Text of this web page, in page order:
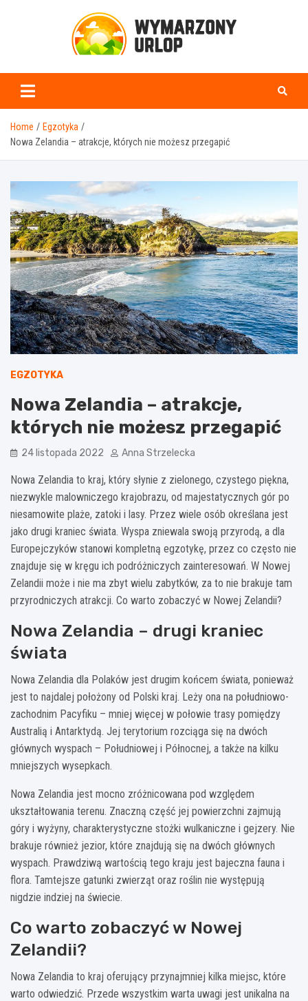
Home
Egzotyka
Nowa Zelandia – atrakcje, których nie możesz przegapić
EGZOTYKA
Nowa Zelandia – atrakcje,
których nie możesz przegapić
24 listopada 2022 Anna Strzelecka
Nowa Zelandia to kraj, który słynie z zielonego, czystego piękna,
niezwykle malowniczego krajobrazu, od majestatycznych gór po
niesamowite plaże, zatoki i lasy. Przez wiele osób określana jest
jako drugi kraniec świata. Wyspa zniewala swoją przyrodą, a dla
Europejczyków stanowi kompletną egzotykę, przez co często nie
znajduje się w kręgu ich podróżniczych zainteresowań. W Nowej
Zelandii może i nie ma zbyt wielu zabytków, za to nie brakuje tam
przyrodniczych atrakcji. Co warto zobaczyć w Nowej Zelandii?
Nowa Zelandia – drugi kraniec
świata
Nowa Zelandia dla Polaków jest drugim końcem świata, ponieważ
jest to najdalej położony od Polski kraj. Leży ona na południowo-
zachodnim Pacyfiku – mniej więcej w połowie trasy pomiędzy
Australią i Antarktydą. Jej terytorium rozciąga się na dwóch
głównych wyspach – Południowej i Północnej, a także na kilku
mniejszych wysepkach.
Nowa Zelandia jest mocno zróżnicowana pod względem
ukształtowania terenu. Znaczną część jej powierzchni zajmują
góry i wyżyny, charakterystyczne stożki wulkaniczne i gejzery. Nie
brakuje również jezior, które znajdują się na dwóch głównych
wyspach. Prawdziwą wartością tego kraju jest bajeczna fauna i
flora. Tamtejsze gatunki zwierząt oraz roślin nie występują
nigdzie indziej na świecie.
Co warto zobaczyć w Nowej
Zelandii?
Nowa Zelandia to kraj oferujący przynajmniej kilka miejsc, które
warto odwiedzić. Przede wszystkim warta uwagi jest unikalna na